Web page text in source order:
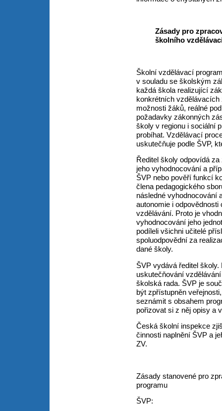
Zásady pro
školního
Školní vzdělávací
v souladu se školským
každá škola realizující
konkrétních vzdělávacích
možnosti žáků, reálné
požadavky zákonných
školy v regionu i sociální
probíhat. Vzdělávací
uskutečňuje podle ŠVP,
Ředitel školy odpovídá
jeho vyhodnocování a
ŠVP nebo pověří funkcí
člena pedagogického
následné vyhodnocování
autonomie i
vzdělávání. Proto je
vyhodnocování jeho
podíleli všichni učitelé
spoluodpovědní za
dané školy.
ŠVP vydává ředitel
uskutečňování
školská rada. ŠVP je
být zpřístupněn
seznámit s obsahem
pořizovat si z něj opisy a
Česká školní inspekce
činnosti naplnění ŠVP a
ZV.
Zásady stanovené pro
programu
ŠVP: